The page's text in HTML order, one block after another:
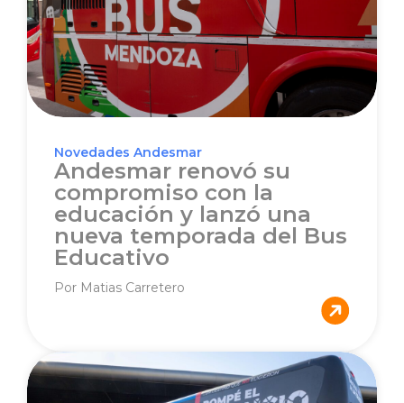
Novedades Andesmar
Andesmar renovó su
compromiso con la
educación y lanzó una
nueva temporada del Bus
Educativo
Por Matias Carretero